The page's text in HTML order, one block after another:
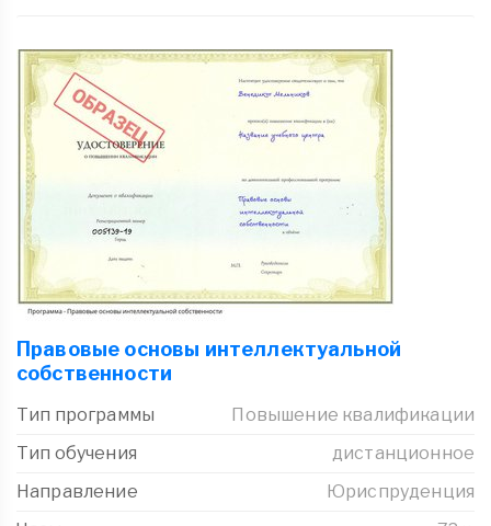
Правовые основы интеллектуальной
собственности
Тип программы
Повышение квалификации
Тип обучения
дистанционное
Направление
Юриспруденция